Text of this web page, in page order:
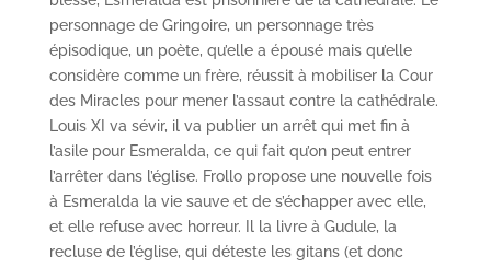
personnage de Gringoire, un personnage très
épisodique, un poète, qu’elle a épousé mais qu’elle
considère comme un frère, réussit à mobiliser la Cour
des Miracles pour mener l’assaut contre la cathédrale.
Louis XI va sévir, il va publier un arrêt qui met fin à
l’asile pour Esmeralda, ce qui fait qu’on peut entrer
l’arrêter dans l’église. Frollo propose une nouvelle fois
à Esmeralda la vie sauve et de s’échapper avec elle,
et elle refuse avec horreur. Il la livre à Gudule, la
recluse de l’église, qui déteste les gitans (et donc